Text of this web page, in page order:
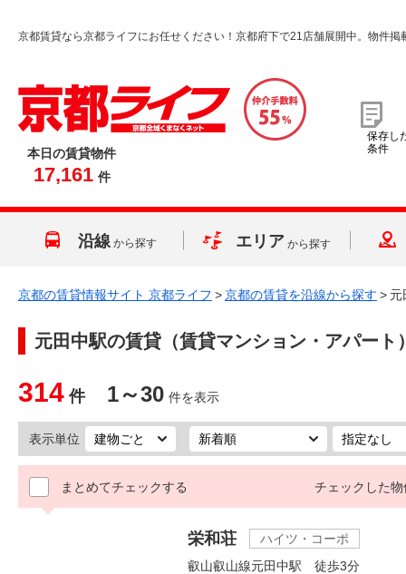
京都賃貸なら京都ライフにお任せください！京都府下で21店舗展開中。物件掲
本日の賃貸物件
17,161 件
保存し
条件
沿線 から探す エリア から探す
京都の賃貸情報サイト 京都ライフ >京都の賃貸を沿線から探す > 元
元田中駅の賃貸（賃貸マンション・アパート
314 件 1～30 件を表示
表示単位
まとめてチェックする チェックした物
栄和荘
ハイツ・コーポ
叡山叡山線元田中駅 徒歩3分